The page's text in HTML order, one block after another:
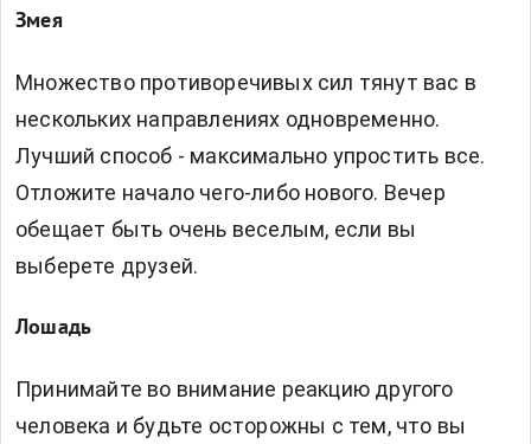
Змея
Множество противоречивых сил тянут вас в
нескольких направлениях одновременно.
Лучший способ - максимально упростить все.
Отложите начало чего-либо нового. Вечер
обещает быть очень веселым, если вы
выберете друзей.
Лошадь
Принимайте во внимание реакцию другого
человека и будьте осторожны с тем, что вы